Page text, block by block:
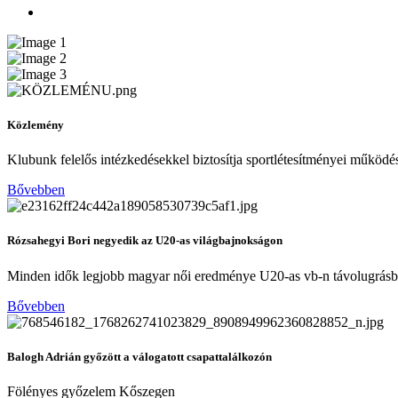
Közlemény
Klubunk felelős intézkedésekkel biztosítja sportlétesítményei
Bővebben
Rózsahegyi Bori negyedik az U20-as világbajnokságon
Minden idők legjobb magyar női eredménye U20-as vb-n
Bővebben
Balogh Adrián győzött a válogatott csapattalálkozón
Fölényes győzelem Kőszegen